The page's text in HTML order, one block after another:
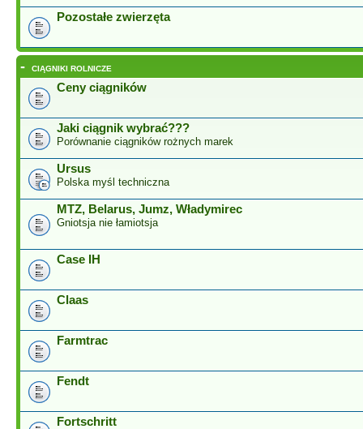
Pozostałe zwierzęta
- CIĄGNIKI ROLNICZE
Ceny ciągników
Jaki ciągnik wybrać???
Porównanie ciągników rożnych marek
Ursus
Polska myśl techniczna
MTZ, Belarus, Jumz, Władymirec
Gniotsja nie łamiotsja
Case IH
Claas
Farmtrac
Fendt
Fortschritt